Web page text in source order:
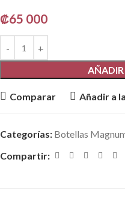
₡65 000
Comparar Añadir a
Categorías: Botellas
Compartir: